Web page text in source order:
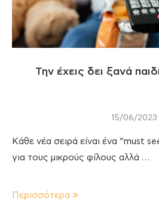
Την έχεις δει ξανά
15/06/2023
Κάθε νέα σειρά είναι ένα “must
για τους μικρούς φίλους αλλά …
Περισσότερα